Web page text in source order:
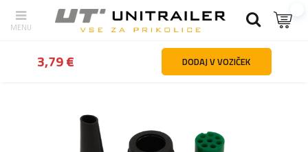
Nazaj domov Razsvetljava in elektrika Konektorji in hitre spojke
3,79 € DODAJ V VOZIČEK